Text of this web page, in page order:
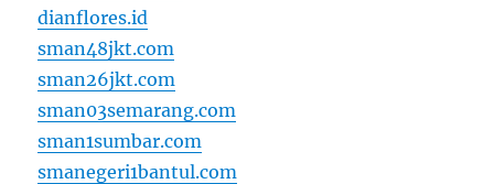
dianflores.id
sman48jkt.com
sman26jkt.com
sman03semarang.com
sman1sumbar.com
smanegeri1bantul.com